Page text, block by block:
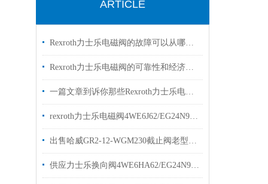
ARTICLE
Rexroth力士乐电磁阀的故障可以从哪里进行排查
Rexroth力士乐电磁阀的可靠性和经济性解读
一篇文章到诉你那些Rexroth力士乐电磁阀常见的符号的是什么意思
rexroth力士乐电磁阀4WE6J62/EG24N9K4两位三通阀
出售哈威GR2-12-WGM230截止阀老型号GR2-1-WG230
供应力士乐换向阀4WE6HA62/EG24N9K4型号齐全